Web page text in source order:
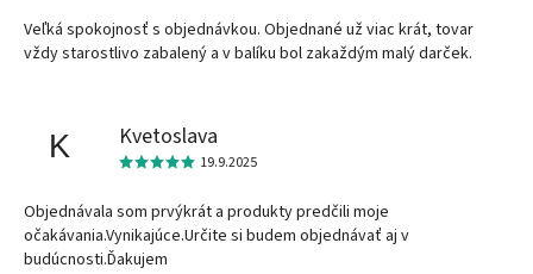
Veľká spokojnosť s objednávkou. Objednané už viac krát, tovar
vždy starostlivo zabalený a v balíku bol zakaždým malý darček.
K Kvetoslava
19.9.2025
Objednávala som prvýkrát a produkty predčili moje
očakávania.Vynikajúce.Určite si budem objednávať aj v
budúcnosti.Ďakujem